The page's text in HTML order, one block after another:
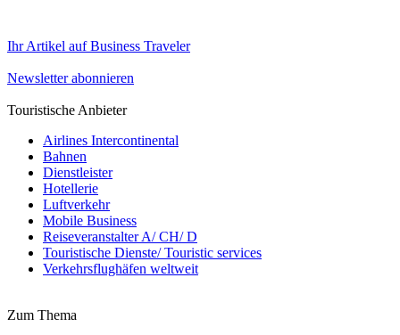
Ihr Artikel auf Business Traveler
Newsletter abonnieren
Touristische Anbieter
Airlines Intercontinental
Bahnen
Dienstleister
Hotellerie
Luftverkehr
Mobile Business
Reiseveranstalter A/ CH/ D
Touristische Dienste/ Touristic services
Verkehrsflughäfen weltweit
Zum Thema